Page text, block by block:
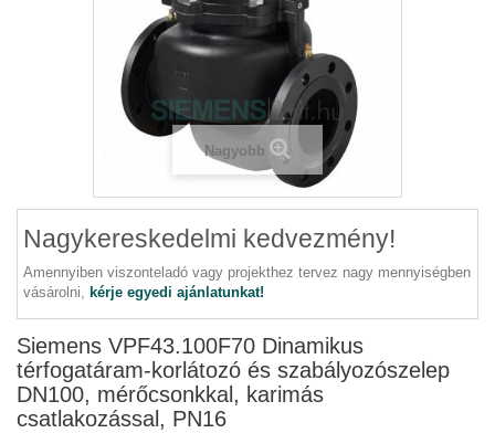
Nagyobb
Nagykereskedelmi kedvezmény!
Amennyiben viszonteladó vagy projekthez tervez nagy mennyiségben
vásárolni, kérje egyedi ajánlatunkat!
Siemens VPF43.100F70 Dinamikus
térfogatáram-korlátozó és szabályozószelep
DN100, mérőcsonkkal, karimás
csatlakozással, PN16